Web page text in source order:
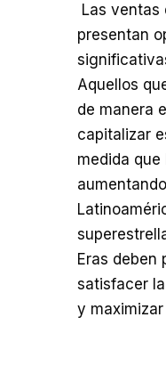
Las ventas
presentan
Aquellos
de manera
capitalizar
medida
Eras deben
satisfacer
y